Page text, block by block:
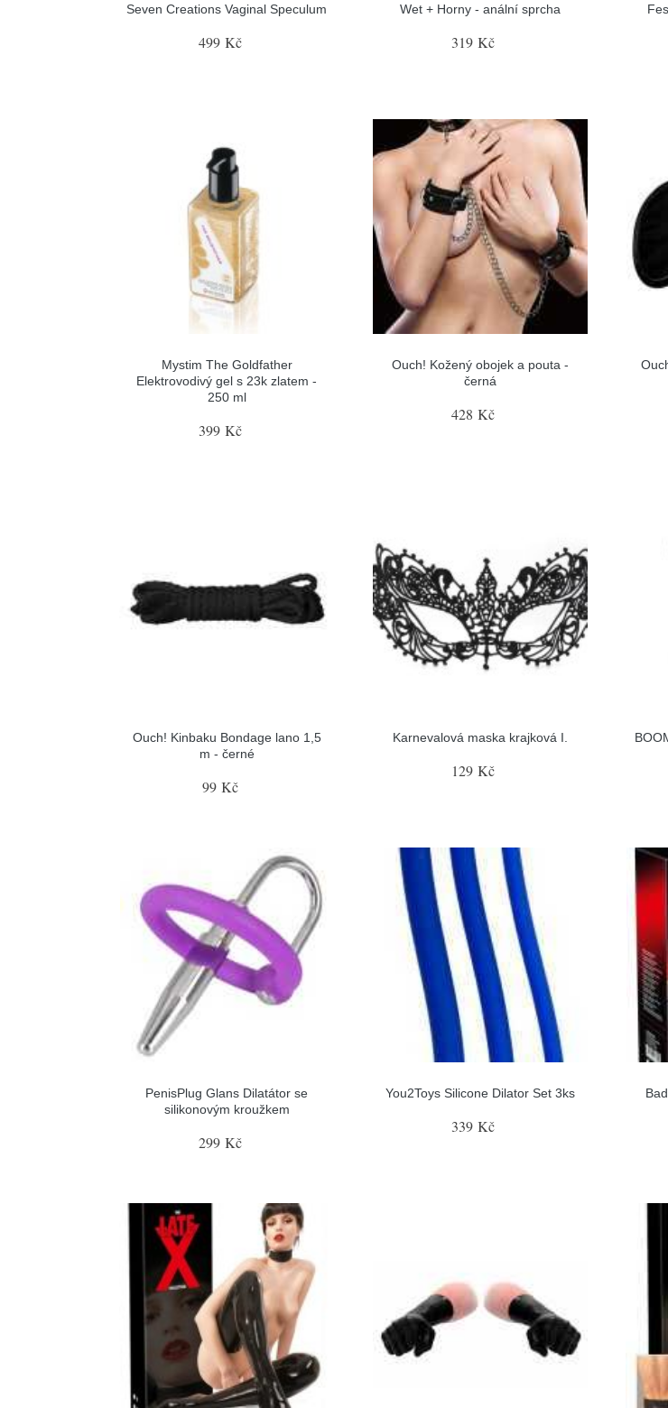
Seven Creations Vaginal Speculum
499 Kč
Wet + Horny - anální sprcha
319 Kč
Mystim The Goldfather
Elektrovodivý gel s 23k zlatem -
250 ml
399 Kč
Ouch! Kožený obojek a pouta -
černá
428 Kč
Ouch! Kinbaku Bondage lano 1,5
m - černé
99 Kč
Karnevalová maska krajková I.
129 Kč
PenisPlug Glans Dilatátor se
silikonovým kroužkem
299 Kč
You2Toys Silicone Dilator Set 3ks
339 Kč